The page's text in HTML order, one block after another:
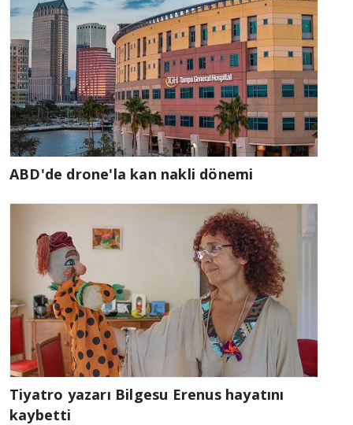
ABD'de drone'la kan nakli dönemi
Tiyatro yazarı Bilgesu Erenus hayatını
kaybetti